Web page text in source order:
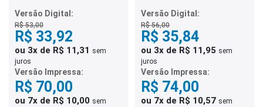
Técnico IV
Versão Digital:
R$ 53,00
R$ 33,92
ou 3x de R$ 11,31 sem
juros
Versão Impressa:
R$ 70,00
ou 7x de R$ 10,00 sem
Desenvolvimento Infantil
(ADI) - Agente de Educação
I
Versão Digital:
R$ 56,00
R$ 35,84
ou 3x de R$ 11,95 sem
juros
Versão Impressa:
R$ 74,00
ou 7x de R$ 10,57 sem